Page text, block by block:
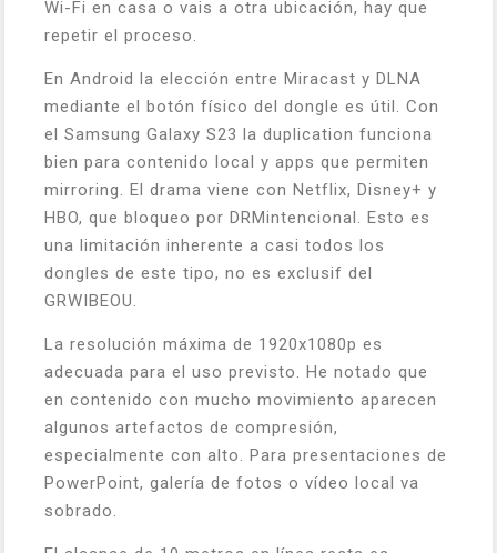
Wi-Fi en casa o vais a otra ubicación, hay que
repetir el proceso.
En Android la elección entre Miracast y DLNA
mediante el botón físico del dongle es útil. Con
el Samsung Galaxy S23 la duplication funciona
bien para contenido local y apps que permiten
mirroring. El drama viene con Netflix, Disney+ y
HBO, que bloqueo por DRMintencional. Esto es
una limitación inherente a casi todos los
dongles de este tipo, no es exclusif del
GRWIBEOU.
La resolución máxima de 1920x1080p es
adecuada para el uso previsto. He notado que
en contenido con mucho movimiento aparecen
algunos artefactos de compresión,
especialmente con alto. Para presentaciones de
PowerPoint, galería de fotos o vídeo local va
sobrado.